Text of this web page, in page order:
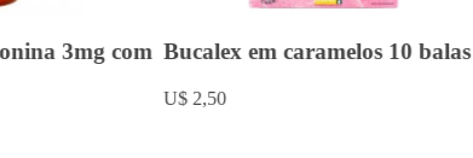
3mg com Bucalex em caramelos 10 balas
U$ 2,50